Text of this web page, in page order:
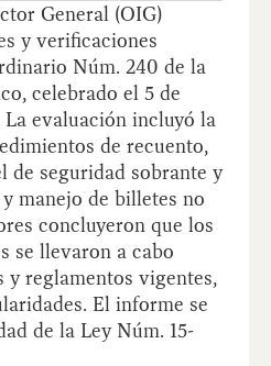
General (OIG)
y verificaciones
Núm. 240 de la
celebrado el 5 de
evaluación incluyó la
de recuento,
de seguridad sobrante y
manejo de billetes no
concluyeron que los
se llevaron a cabo
y reglamentos vigentes,
El informe se
de la Ley Núm. 15-